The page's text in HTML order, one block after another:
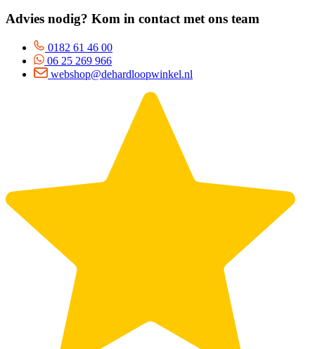
Advies nodig? Kom in contact met ons team
0182 61 46 00
06 25 269 966
webshop@dehardloopwinkel.nl